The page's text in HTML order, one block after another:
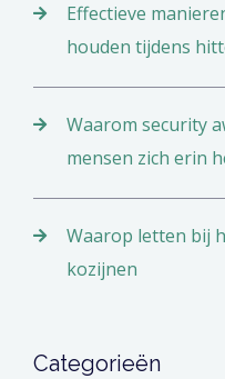
Effectieve
houden tijdens
Waarom security
mensen zich erin
Waarop letten bij
kozijnen
Categorieën